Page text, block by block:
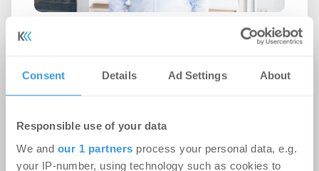
Consent Details Ad Settings About
Responsible use of your data
We and our 1 partners process your personal data, e.g.
your IP-number, using technology such as cookies to
Unternehmen-06.08.2026
registriert, erstellen Sie sich jetzt Ihren
kostenlosen Account, um auf die neusten ...